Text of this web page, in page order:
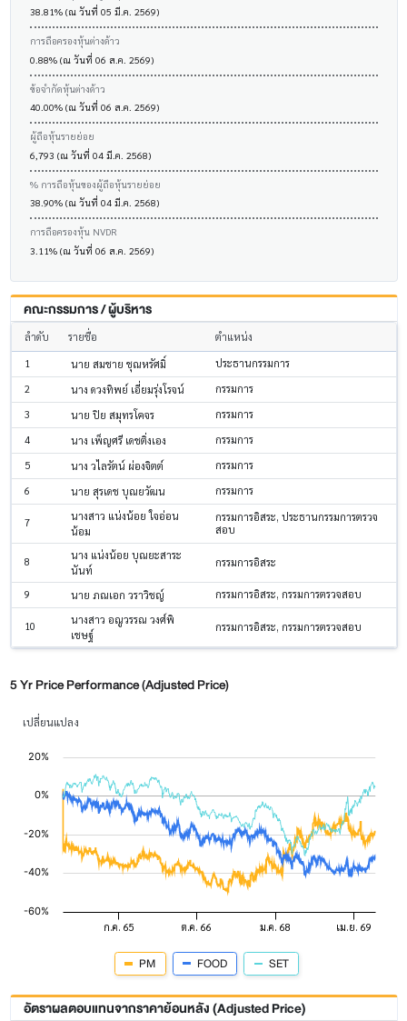
38.81% (ณ วันที่ 05 มี.ค. 2569)
การถือครองหุ้นต่างด้าว
0.88% (ณ วันที่ 06 ส.ค. 2569)
ข้อจำกัดหุ้นต่างด้าว
40.00% (ณ วันที่ 06 ส.ค. 2569)
ผู้ถือหุ้นรายย่อย
6,793 (ณ วันที่ 04 มี.ค. 2568)
% การถือหุ้นของผู้ถือหุ้นรายย่อย
38.90% (ณ วันที่ 04 มี.ค. 2568)
การถือครองหุ้น NVDR
3.11% (ณ วันที่ 06 ส.ค. 2569)
คณะกรรมการ / ผู้บริหาร
ลำดับ รายชื่อ
ตำแหน่ง
1
นาย สมชาย ชุณหรัศมิ์
ประธานกรรมการ
2
นาง ดวงทิพย์ เอี่ยมรุ่งโรจน์
กรรมการ
3
นาย ปิย สมุทรโคจร
กรรมการ
4
นาง เพ็ญศรี เดชติ่งเอง
กรรมการ
5
นาง วไลรัตน์ ผ่องจิตต์
กรรมการ
6
นาย สุรเดช บุณยวัฒน กรรมการ
7
นางสาว แน่งน้อย ใจอ่อน
น้อม
กรรมการอิสระ, ประธานกรรมการตรวจ
สอบ
8
นาง แน่งน้อย บุณยะสาระ
นันท์
กรรมการอิสระ
9 นาย ภณเอก วราวิชญ์ กรรมการอิสระ, กรรมการตรวจสอบ
10
นางสาว อณูวรรณ วงศ์พิ
เชษฐ์
กรรมการอิสระ, กรรมการตรวจสอบ
5 Yr Price Performance (Adjusted Price)
เปลี่ยนแปลง
PM FOOD SET
อัตราผลตอบแทนจากราคาย้อนหลัง (Adjusted Price)